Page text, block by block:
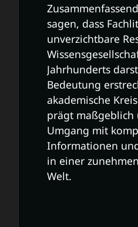
sagen, dass
unverzichtbare
Jahrhunderts
Bedeutung
akademische
prägt maßgeblich
Umgang mit
Informationen
in einer
Welt.